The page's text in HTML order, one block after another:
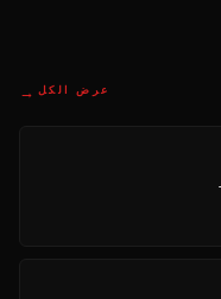
عرض الكل →